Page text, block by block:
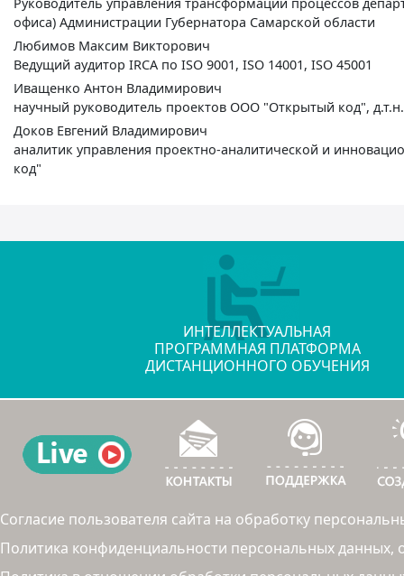
офиса) Администрации Губернатора Самарской области
Любимов Максим Викторович
Ведущий аудитор IRCA по ISO 9001, ISO 14001, ISO 45001
Иващенко Антон Владимирович
научный руководитель проектов ООО "Открытый код",
Доков Евгений Владимирович
аналитик управления проектно-аналитической и
код"
ИНТЕЛЛЕКТУАЛЬНАЯ
ПРОГРАММНАЯ ПЛАТФОРМА
ДИСТАНЦИОННОГО ОБУЧЕНИЯ
Согласие пользователя сайта на обработку
Политика конфиденциальности персональных